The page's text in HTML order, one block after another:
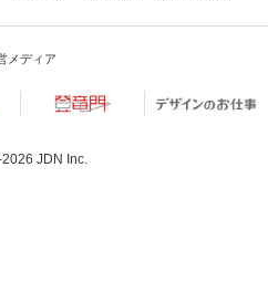
メディア
JDN Inc.